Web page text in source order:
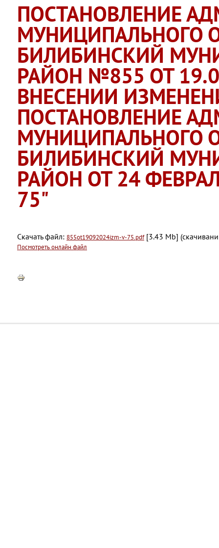
ПОСТАНОВЛЕНИЕ
МУНИЦИПАЛЬНОГО
БИЛИБИНСКИЙ
РАЙОН №855 ОТ
ВНЕСЕНИИ
ПОСТАНОВЛЕНИЕ
МУНИЦИПАЛЬНОГО
БИЛИБИНСКИЙ
РАЙОН ОТ 24
75"
Скачать файл: 855ot19092024izm-v-75.pdf[3.43 Mb]
Посмотреть онлайн файл